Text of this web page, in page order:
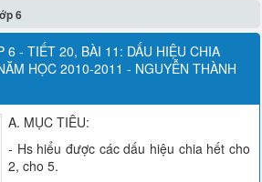
6
6 - TIẾT 20, BÀI 11: DẤU HIỆU CHIA
HỌC 2010-2011 - NGUYỄN THÀNH
A. MỤC TIÊU:
- Hs hiểu được các dấu hiệu chia hết cho
2, cho 5.